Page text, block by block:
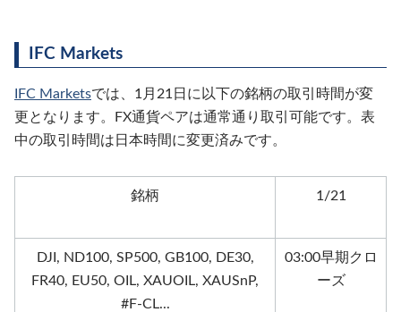
IFC Markets
IFC Marketsでは、1月21日に以下の銘柄の取引時間が変
更となります。FX通貨ペアは通常通り取引可能です。表
中の取引時間は日本時間に変更済みです。
銘柄 1/21
DJI, ND100, SP500, GB100, DE30,
FR40, EU50, OIL, XAUOIL, XAUSnP,
#F-CL...
03:00早期クロ
ーズ